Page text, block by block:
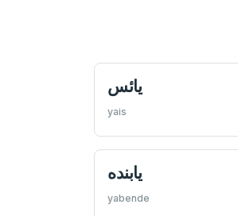
يائس
yais
يابنده
yabende